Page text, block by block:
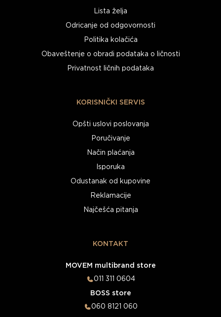
Lista želja
Odricanje od odgovornosti
Politika kolačića
Obaveštenje o obradi podataka o ličnosti
Privatnost ličnih podataka
KORISNIČKI SERVIS
Opšti uslovi poslovanja
Poručivanje
Način plaćanja
Isporuka
Odustanak od kupovine
Reklamacije
Najčešća pitanja
KONTAKT
MOVEM multibrand store
011 311 0604
BOSS store
060 8121 060